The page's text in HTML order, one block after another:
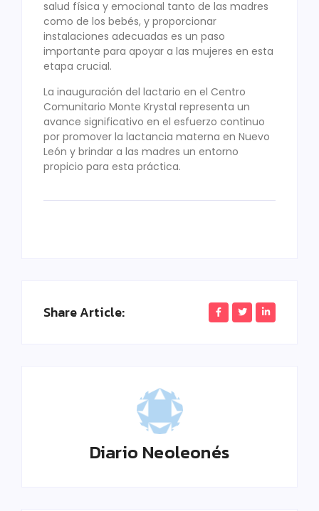
salud física y emocional tanto de las madres
como de los bebés, y proporcionar
instalaciones adecuadas es un paso
importante para apoyar a las mujeres en esta
etapa crucial.
La inauguración del lactario en el Centro
Comunitario Monte Krystal representa un
avance significativo en el esfuerzo continuo
por promover la lactancia materna en Nuevo
León y brindar a las madres un entorno
propicio para esta práctica.
Share Article:
Diario Neoleonés